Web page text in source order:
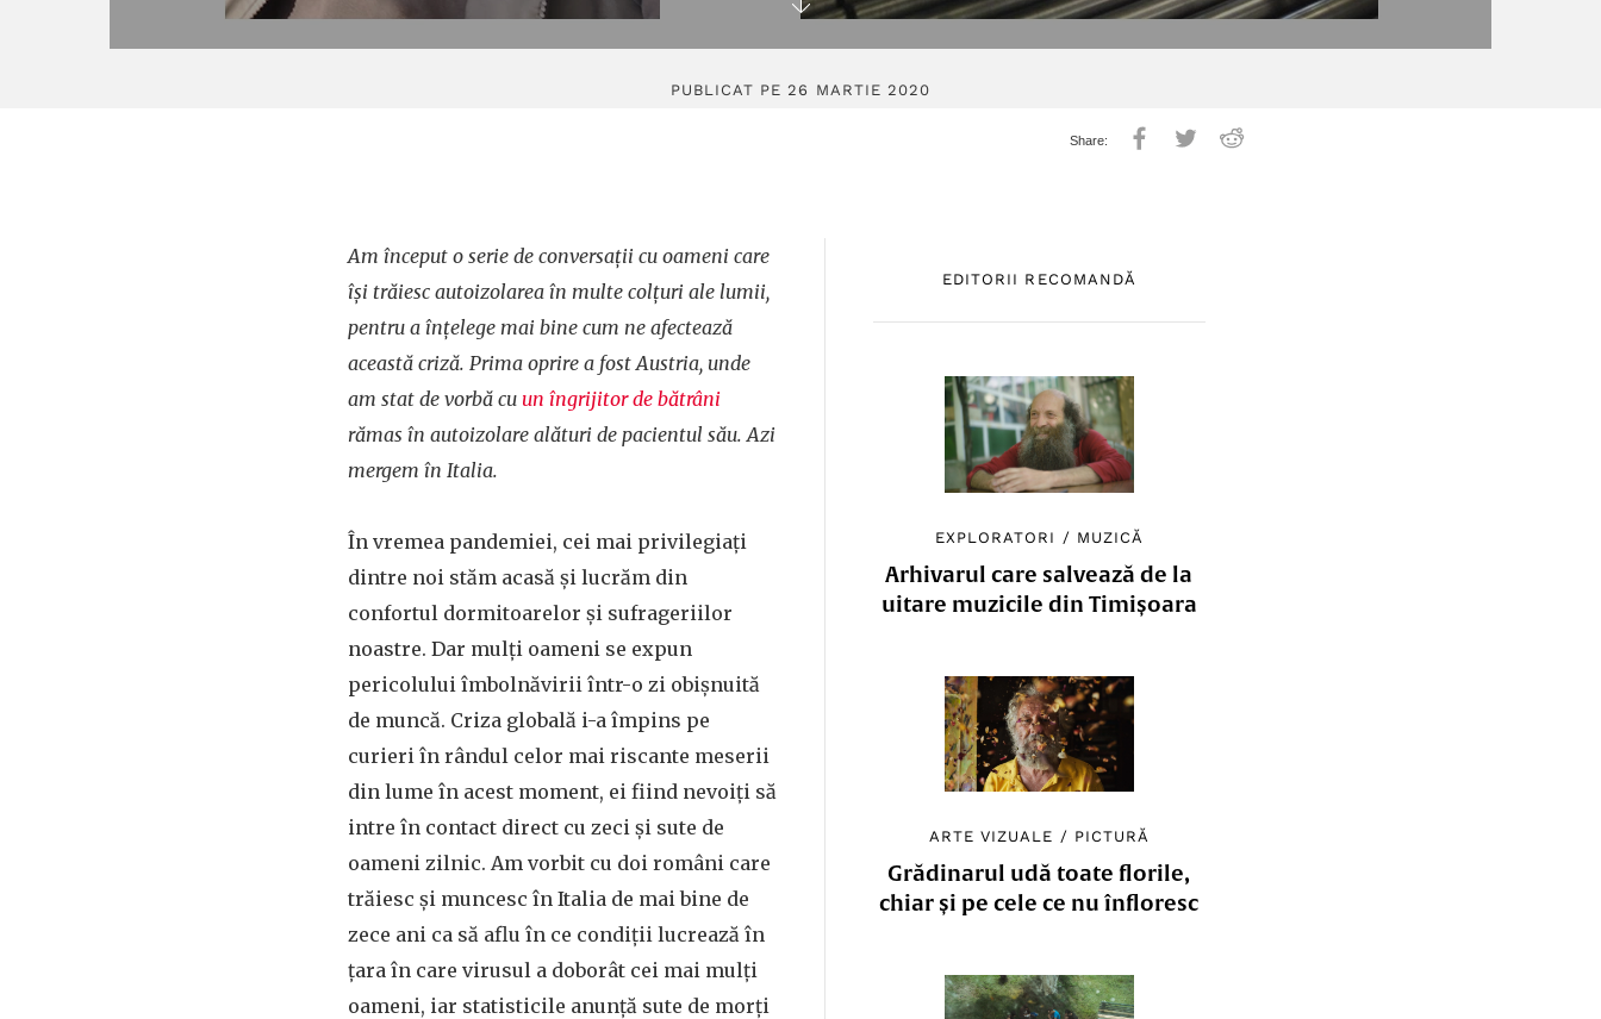
PUBLICAT PE 26 MARTIE 2020
EDITORII RECOMANDĂ
EXPLORATORI / MUZICĂ
Arhivarul care salvează de la
uitare muzicile din Timișoara
ARTE VIZUALE / PICTURĂ
Grădinarul udă toate florile,
chiar și pe cele ce nu înfloresc
Am început o serie de conversații cu oameni care
își trăiesc autoizolarea în multe colțuri ale lumii,
pentru a înțelege mai bine cum ne afectează
această criză. Prima oprire a fost Austria, unde
am stat de vorbă cu un îngrijitor de bătrâni
rămas în autoizolare alături de pacientul său. Azi
mergem în Italia.
În vremea pandemiei, cei mai privilegiați
dintre noi stăm acasă și lucrăm din
confortul dormitoarelor și sufrageriilor
noastre. Dar mulți oameni se expun
pericolului îmbolnăvirii într-o zi obișnuită
de muncă. Criza globală i-a împins pe
curieri în rândul celor mai riscante meserii
din lume în acest moment, ei fiind nevoiți să
intre în contact direct cu zeci și sute de
oameni zilnic. Am vorbit cu doi români care
trăiesc și muncesc în Italia de mai bine de
zece ani ca să aflu în ce condiții lucrează în
țara în care virusul a doborât cei mai mulți
oameni, iar statisticile anunță sute de morți